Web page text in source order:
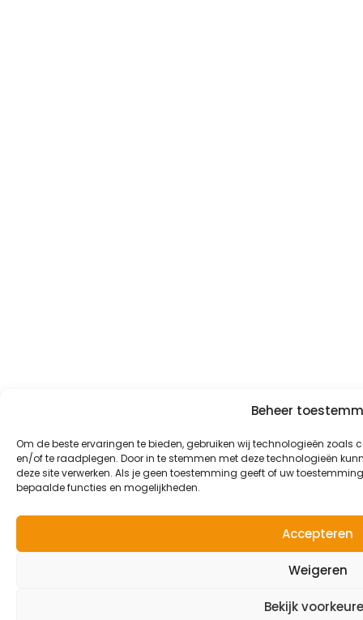
Beheer
Om de beste ervaringen te bieden, gebruiken wij technologieën
en/of te raadplegen. Door in te stemmen met deze technologieën
deze site verwerken. Als je geen toestemming geeft of uw
bepaalde functies en mogelijkheden.
Accepteren
Weigeren
Bekijk